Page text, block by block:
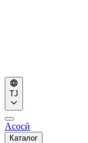
TJ
Асосӣ
Каталог